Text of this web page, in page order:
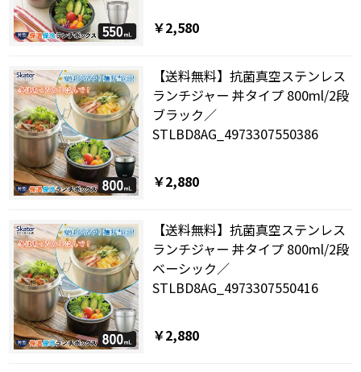
￥2,580
【送料無料】抗菌真空ステンレス
ランチジャー 丼タイプ 800ml/2段
ブラック／
STLBD8AG_4973307550386
￥2,880
【送料無料】抗菌真空ステンレス
ランチジャー 丼タイプ 800ml/2段
ベーシック／
STLBD8AG_4973307550416
￥2,880